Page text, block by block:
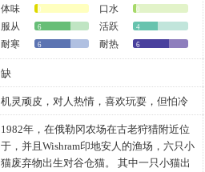
体味 0 口水 0
服从 6 活跃 4
耐寒 6 耐热 6
缺
机灵顽皮，对人热情，喜欢玩耍，但怕冷
1982年，在俄勒冈农场在古老狩猎附近位
于，并且Wishram印地安人的渔场，六只小
猫废弃物出生对谷仓猫。 其中一只小猫出